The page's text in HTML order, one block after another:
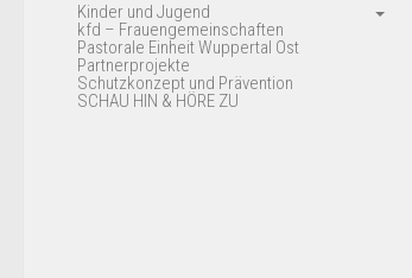
Kinder und Jugend
kfd – Frauengemeinschaften
Pastorale Einheit Wuppertal Ost
Partnerprojekte
Schutzkonzept und Prävention
SCHAU HIN & HÖRE ZU